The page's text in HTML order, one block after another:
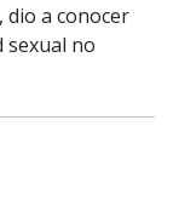
dio a conocer
sexual no